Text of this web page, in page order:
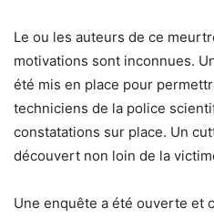
Le ou les auteurs de ce
motivations sont inconnues.
été mis en place pour
techniciens de la police
constatations sur place. Un
découvert non loin de la
Une enquête a été ouverte et